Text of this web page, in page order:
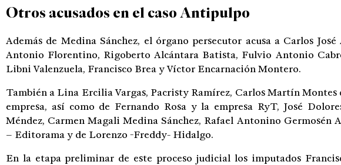
Otros acusados en el caso Antipulpo
Además de Medina Sánchez, el órgano persecutor acusa a Carlos
Antonio Florentino, Rigoberto Alcántara Batista, Fulvio Antonio
Libni Valenzuela, Francisco Brea y Víctor Encarnación Montero.
También a Lina Ercilia Vargas, Pacristy Ramírez, Carlos Martín Montes
empresa, así como de Fernando Rosa y la empresa RyT, José
Méndez, Carmen Magali Medina Sánchez, Rafael Antonino Germosén
– Editorama y de Lorenzo -Freddy- Hidalgo.
En la etapa preliminar de este proceso judicial los imputados